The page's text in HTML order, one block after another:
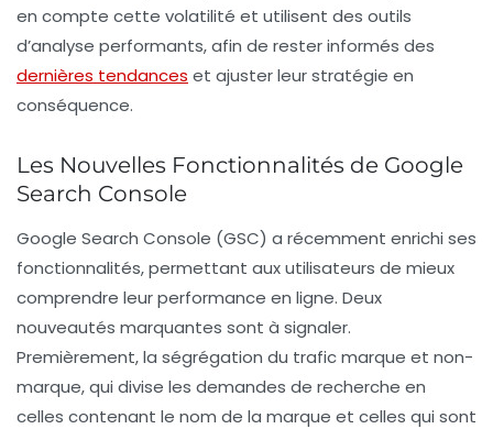
en compte cette volatilité et utilisent des outils
d’analyse performants, afin de rester informés des
dernières tendances et ajuster leur stratégie en
conséquence.
Les Nouvelles Fonctionnalités de Google
Search Console
Google Search Console (GSC) a récemment enrichi ses
fonctionnalités, permettant aux utilisateurs de mieux
comprendre leur performance en ligne. Deux
nouveautés marquantes sont à signaler.
Premièrement, la ségrégation du trafic marque et non-
marque, qui divise les demandes de recherche en
celles contenant le nom de la marque et celles qui sont